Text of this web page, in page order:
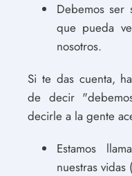
Debemos
que pueda
nosotros.
Si te das cuenta,
de decir
decirle a la gente
Estamos
nuestras vidas